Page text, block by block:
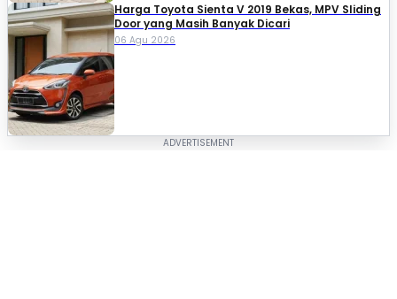
Harga Toyota Sienta V 2019 Bekas, MPV Sliding
Door yang Masih Banyak Dicari
06 Agu 2026